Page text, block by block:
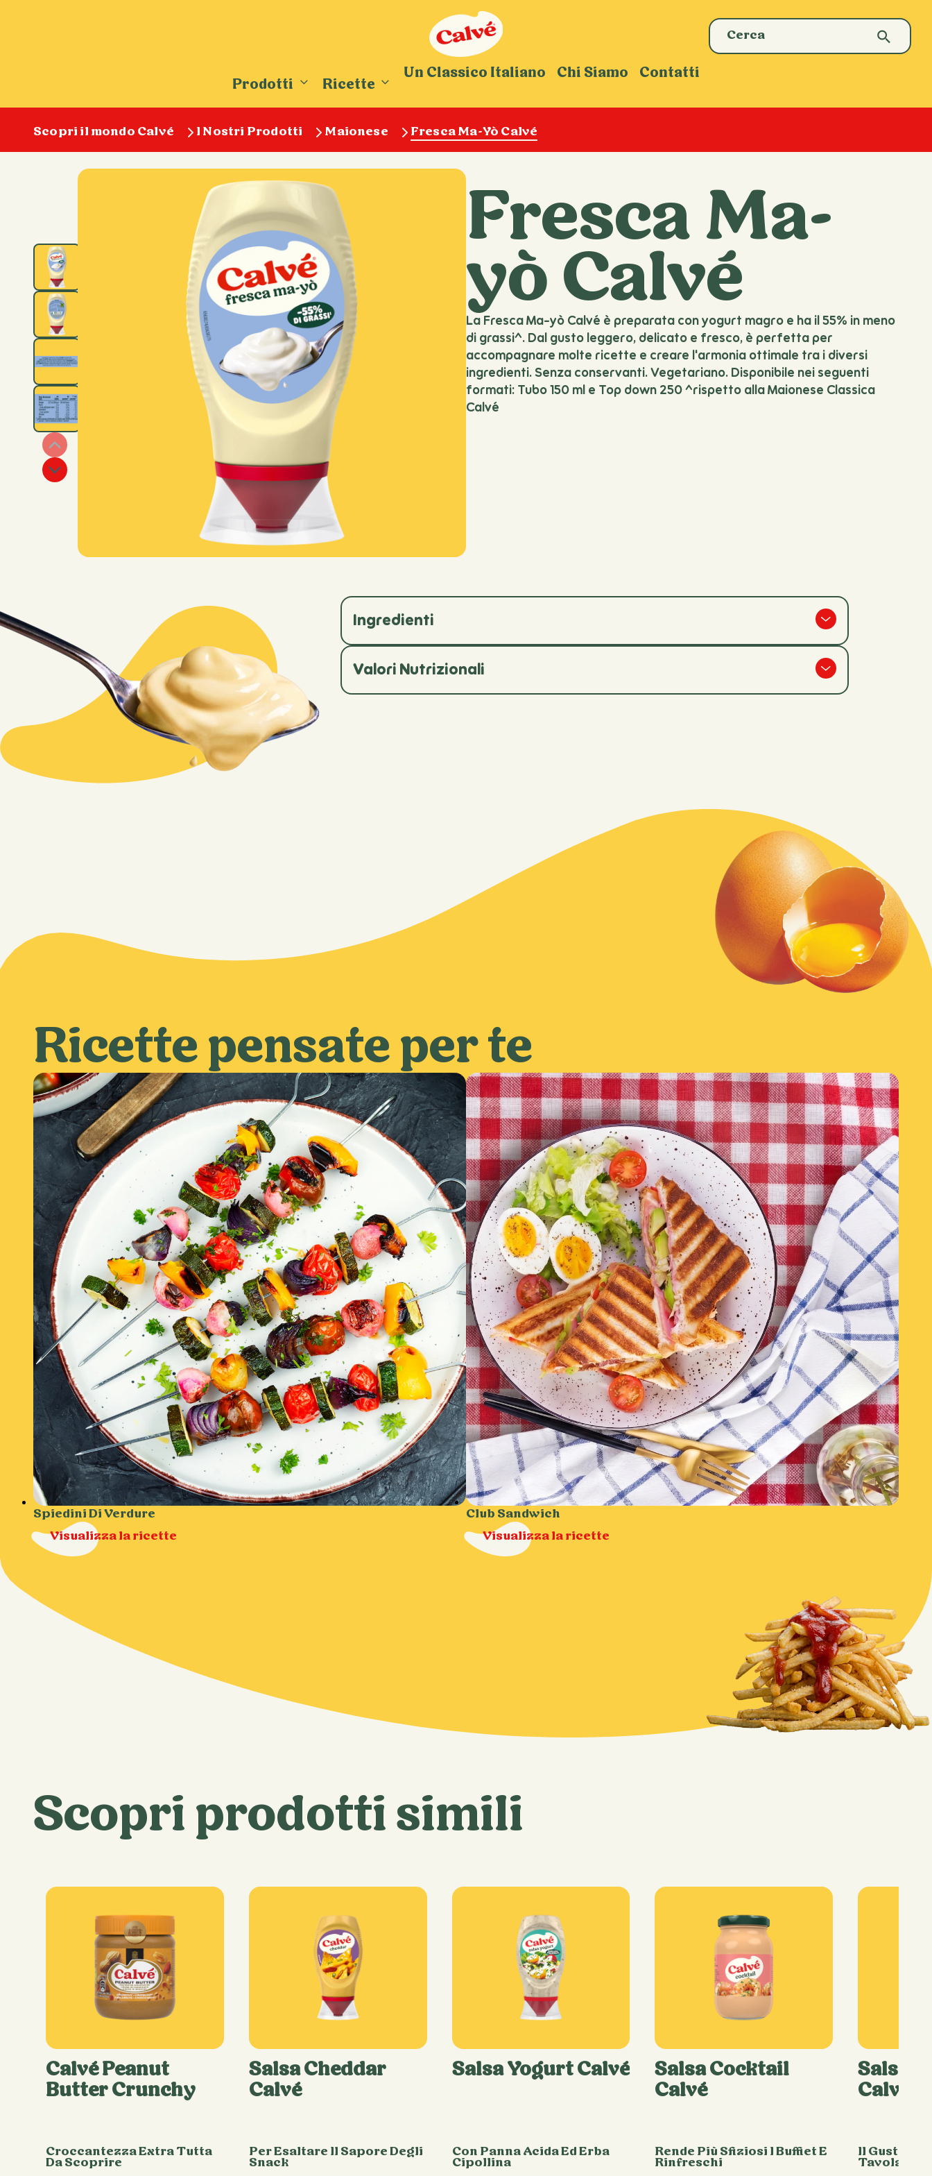
Prodotti Ricette
Un Classico Italiano Chi Siamo Contatti
Scopri il mondo Calvé I Nostri Prodotti Maionese Fresca Ma-Yò Calvé
Fresca Ma-
yò Calvé
La Fresca Ma-yò Calvé è preparata con yogurt magro e ha il 55% in meno
di grassi^. Dal gusto leggero, delicato e fresco, è perfetta per
accompagnare molte ricette e creare l'armonia ottimale tra i diversi
ingredienti. Senza conservanti. Vegetariano. Disponibile nei seguenti
formati: Tubo 150 ml e Top down 250 ^rispetto alla Maionese Classica
Calvé
Ingredienti
Valori Nutrizionali
Ricette pensate per te
Spiedini Di Verdure
Visualizza la ricette
Club Sandwich
Visualizza la ricette
Scopri prodotti simili
Calvé Peanut
Butter Crunchy
Croccantezza Extra Tutta
Da Scoprire
Salsa Cheddar
Calvé
Per Esaltare Il Sapore Degli
Snack
Salsa Yogurt Calvé
Con Panna Acida Ed Erba
Cipollina
Salsa Cocktail
Calvé
Rende Più Sfiziosi I Buffet E
Rinfreschi
Salsa
Calvé
Il Gusto
Tavola